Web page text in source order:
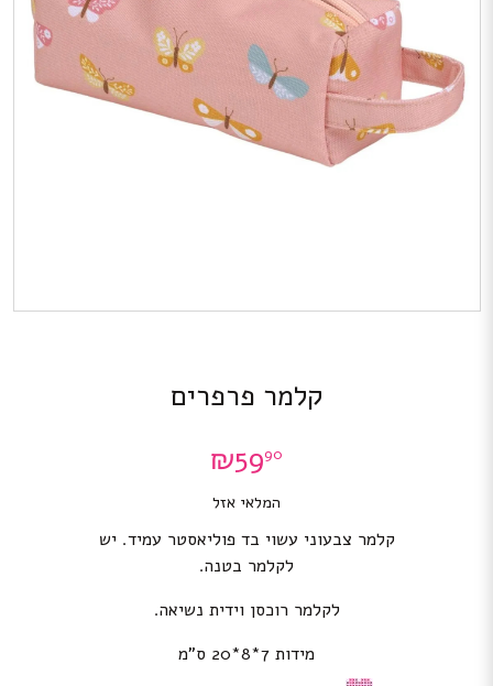
קלמר פרפרים
₪5990
המלאי אזל
קלמר צבעוני עשוי בד פוליאסטר עמיד. יש
לקלמר בטנה.
לקלמר רוכסן וידית נשיאה.
מידות 7*8*20 ס”מ